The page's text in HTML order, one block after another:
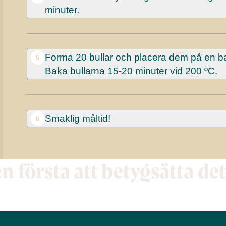
minuter.
5
Forma 20 bullar och placera dem på en
Baka bullarna 15-20 minuter vid 200 ºC.
6 Smaklig måltid!
första att betygsätta